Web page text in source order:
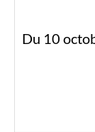
Du 10